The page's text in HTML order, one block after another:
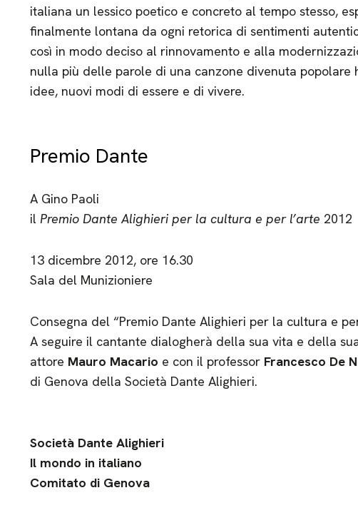
italiana un lessico poetico e concreto al tempo stesso,
finalmente lontana da ogni retorica di sentimenti
così in modo deciso al rinnovamento e alla
nulla più delle parole di una canzone divenuta popolare
idee, nuovi modi di essere e di vivere.
Premio Dante
A Gino Paoli
il Premio Dante Alighieri per la cultura e per l’arte 2012
13 dicembre 2012, ore 16.30
Sala del Munizioniere
Consegna del “Premio Dante Alighieri per la cultura e
A seguire il cantante dialogherà della sua vita e della
attore Mauro Macario e con il professor Francesco De
di Genova della Società Dante Alighieri.
Società Dante Alighieri
Il mondo in italiano
Comitato di Genova